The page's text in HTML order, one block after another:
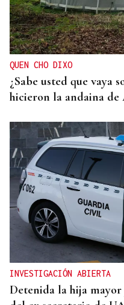
QUEN CHO DIXO
¿Sabe usted que vaya
hicieron la andaina de
INVESTIGACIÓN ABIERTA
Detenida la hija